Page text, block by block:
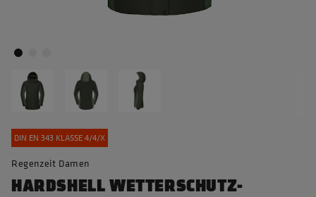
DIN EN 343 KLASSE 4/4/X
Regenzeit Damen
HARDSHELL WETTERSCHUTZ-